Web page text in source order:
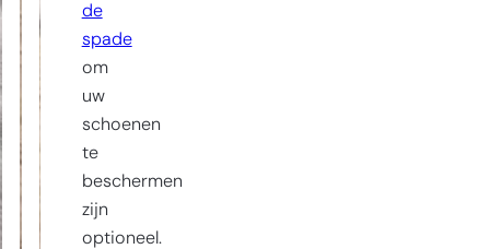
de
spade
om
uw
schoenen
te
beschermen
zijn
optioneel.